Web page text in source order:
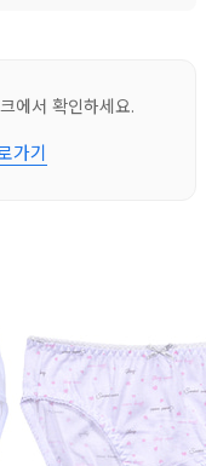
에서 확인하세요.
가기